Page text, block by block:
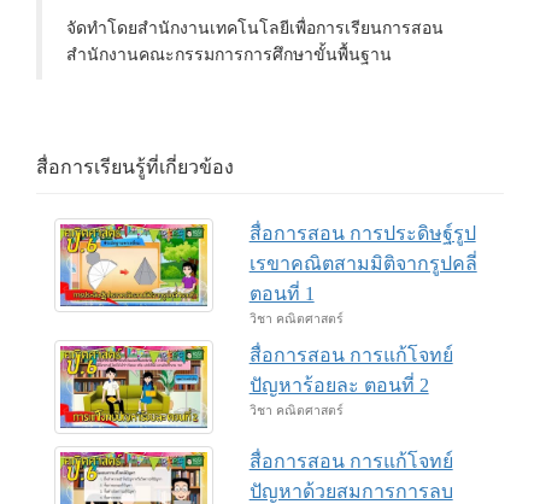
จัดทำโดยสำนักงานเทคโนโลยีเพื่อการเรียนการสอน
สำนักงานคณะกรรมการการศึกษาขั้นพื้นฐาน
สื่อการเรียนรู้ที่เกี่ยวข้อง
สื่อการสอน การประดิษฐ์รูป
เรขาคณิตสามมิติจากรูปคลี่
ตอนที่ 1
วิชา คณิตศาสตร์
สื่อการสอน การแก้โจทย์
ปัญหาร้อยละ ตอนที่ 2
วิชา คณิตศาสตร์
สื่อการสอน การแก้โจทย์
ปัญหาด้วยสมการการลบ